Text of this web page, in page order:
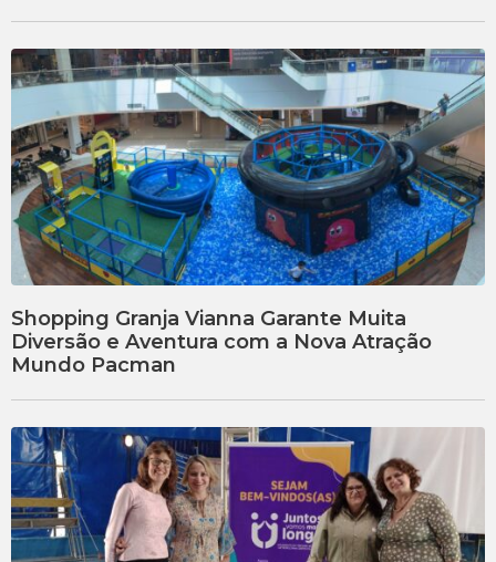
Shopping Granja Vianna Garante Muita
Diversão e Aventura com a Nova Atração
Mundo Pacman